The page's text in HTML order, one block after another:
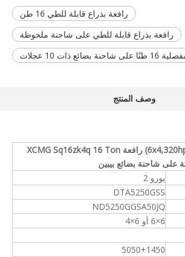
رافعة بذراع قابلة للطي 16 طن
رافعة بذراع قابلة للطي على شاحنة ملحوظة
ذات 10 عجلات
وصف المنتج
شاحنة رافعة بيبين (6x4,320hp) رافعة XCMG Sq16zk4q 16 Ton
يورو 2
DTA5250GSS
ND5250GGSA50JQ
6×6 أو 6×4
5050+1450